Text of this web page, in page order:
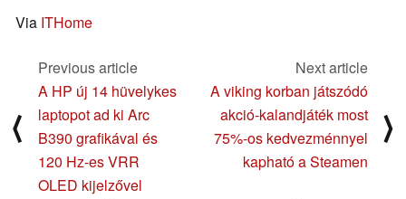
Via ITHome
⟨
Previous article
A HP új 14 hüvelykes
laptopot ad ki Arc
B390 grafikával és
120 Hz-es VRR
OLED kijelzővel
Next article
A viking korban játszódó
akció-kalandjáték most
75%-os kedvezménnyel
kapható a Steamen
⟩